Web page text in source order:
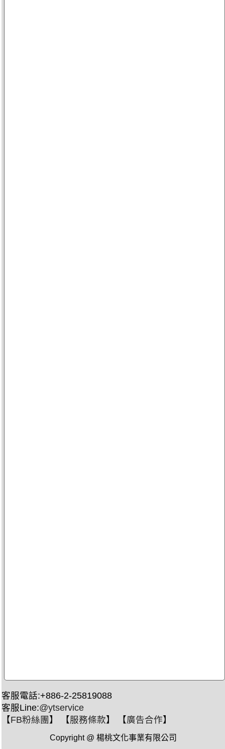
客服電話:+886-2-25819088
客服Line:@ytservice
【FB粉絲團 】 【服務條款】 【廣告合作】
Copyright @ 楊桃文化事業有限公司